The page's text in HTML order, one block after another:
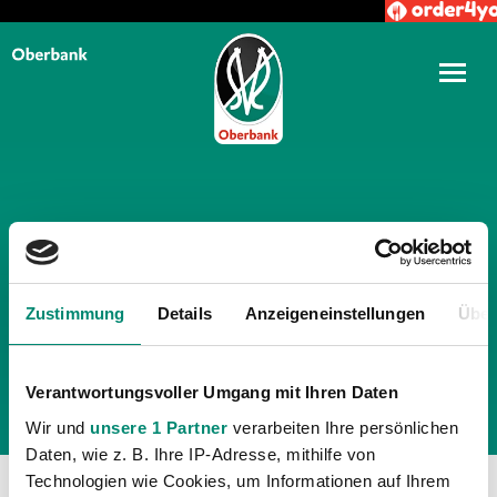
Zustimmung Details Anzeigeneinstellungen
Verantwortungsvoller Umgang mit Ihren Daten
Wir und unsere 1 Partner verarbeiten Ihre persönlichen
Daten, wie z. B. Ihre IP-Adresse, mithilfe von
Technologien wie Cookies, um Informationen auf Ihrem
TÄGLICHE ARCHIVE:
23.
AUGUST 2012